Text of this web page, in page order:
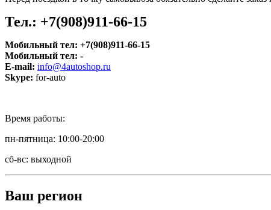
Тел.: +7(908)911-66-15
Мобильный тел: +7(908)911-66-15
Мобильный тел: -
E-mail: info@4autoshop.ru
Skype: for-auto
Время работы:
пн-пятница: 10:00-20:00
сб-вс: выходной
Ваш регион